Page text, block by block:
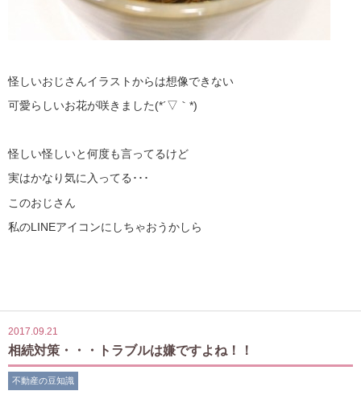
怪しいおじさんイラストからは想像できない
可愛らしいお花が咲きました(*´▽｀*)
怪しい怪しいと何度も言ってるけど
実はかなり気に入ってる･･･
このおじさん
私のLINEアイコンにしちゃおうかしら
2017.09.21
相続対策・・・トラブルは嫌ですよね！！
不動産の豆知識